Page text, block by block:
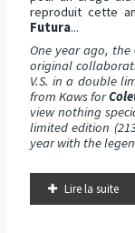
reproduit cette
Futura...
One year ago, the
original
V.S. in a double
from Kaws for
view nothing
limited edition
year with the
Lire la suite